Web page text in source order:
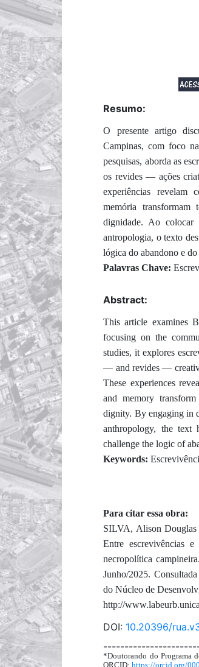
Resumo:
O presente artigo
Campinas, com foco
pesquisas, aborda as
os revides — ações
experiências revelam
memória transformam
dignidade. Ao colocar
antropologia, o texto
lógica do abandono e
Palavras Chave:
Abstract:
This article examines
focusing on the
studies, it explores
— and revides —
These experiences
and memory
dignity. By engaging in
anthropology, the text
challenge the logic of
Keywords:
Para citar essa obra:
SILVA, Alison
Entre escrevivências
necropolítica
Junho/2025.
do Núcleo de
http://
DOI: 10.20396/
*Doutorando do Programa
ORCID:https://orcid.org/